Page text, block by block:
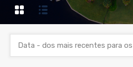
Data - dos mais recentes para